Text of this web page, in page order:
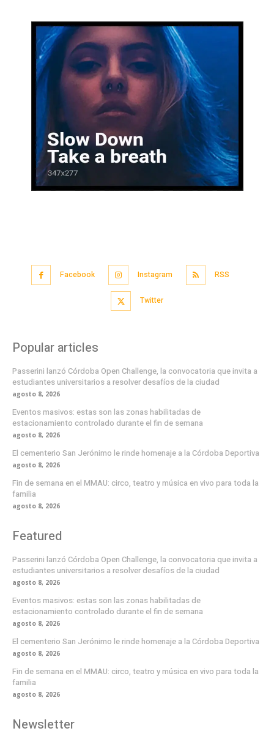
Facebook Instagram RSS
Twitter
Popular articles
Passerini lanzó Córdoba Open Challenge, la convocatoria que invita a
estudiantes universitarios a resolver desafíos de la ciudad
agosto 8, 2026
Eventos masivos: estas son las zonas habilitadas de
estacionamiento controlado durante el fin de semana
agosto 8, 2026
El cementerio San Jerónimo le rinde homenaje a la Córdoba Deportiva
agosto 8, 2026
Fin de semana en el MMAU: circo, teatro y música en vivo para toda la
familia
agosto 8, 2026
Featured
Passerini lanzó Córdoba Open Challenge, la convocatoria que invita a
estudiantes universitarios a resolver desafíos de la ciudad
agosto 8, 2026
Eventos masivos: estas son las zonas habilitadas de
estacionamiento controlado durante el fin de semana
agosto 8, 2026
El cementerio San Jerónimo le rinde homenaje a la Córdoba Deportiva
agosto 8, 2026
Fin de semana en el MMAU: circo, teatro y música en vivo para toda la
familia
agosto 8, 2026
Newsletter